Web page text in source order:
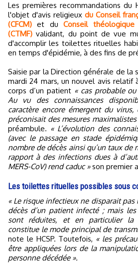
Les premières recommandations du
l'objet d'avis religieux du Conseil
(CFCM) et duConseil
(CTMF) validant, du point de vue
d'accomplir les toilettes rituelles
en temps d'épidémie, à des fins de
Saisie par la Direction générale de la
mardi 24 mars, un nouvel avis relatif
corps d’un patient « cas probable
Au vu des connaissances
caractère encore émergent du
préconisait des mesures maximalistes
préambule. « L’évolution des
(avec le passage en stade
nombre de décès ainsi qu’un taux
rapport à des infections dues à
MERS-CoV) rend caduc »son premier
Les toilettes rituelles possibles sous
« Le risque infectieux ne disparait
décès d’un patient infecté ; mais
sont réduites, et en particulier la
constitue le mode principal de
note le HCSP. Toutefois, « les
être appliquées lors de la
personne décédée ».